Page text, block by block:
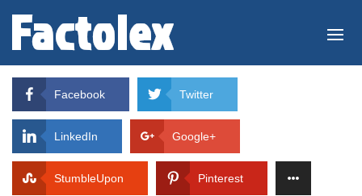
Facebook Twitter
LinkedIn Google+
StumbleUpon Pinterest